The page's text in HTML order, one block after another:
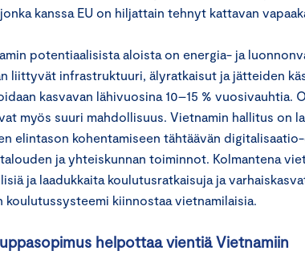
kanssa EU on hiljattain tehnyt kattavan
potentiaalisista aloista on energia- ja
liittyvät infrastruktuuri, älyratkaisut ja jätteiden
kasvavan lähivuosina 10–15 % vuosivauhtia.
myös suuri mahdollisuus. Vietnamin hallitus on
elintason kohentamiseen tähtäävän
ja yhteiskunnan toiminnot. Kolmantena
ja laadukkaita koulutusratkaisuja ja
koulutussysteemi kiinnostaa vietnamilaisia.
helpottaa vientiä Vietnamiin